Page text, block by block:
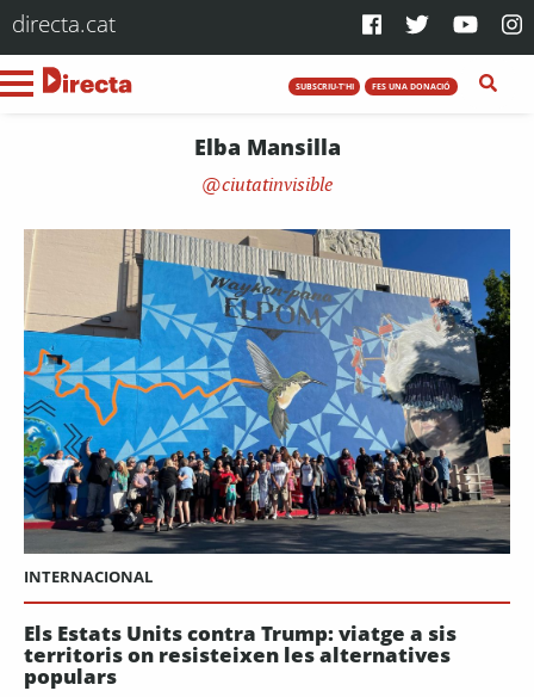
directa.cat
SUBSCRIU-T'HI FES UNA DONACIÓ
Elba Mansilla
ciutatinvisible
INTERNACIONAL
Els Estats Units contra Trump: viatge a sis
territoris on resisteixen les alternatives
populars